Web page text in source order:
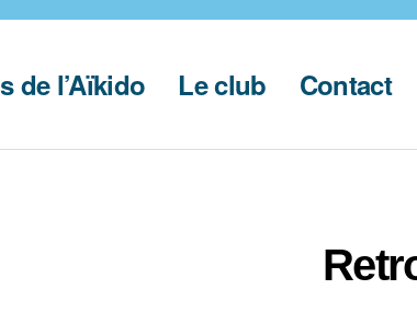
de l’Aïkido Le club Contact